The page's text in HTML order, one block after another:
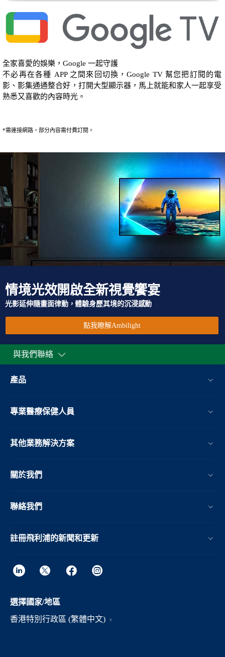
全家喜愛的娛樂，Google 一起守護
不必再在各種 APP 之間來回切換，Google TV 幫您把訂閱的電
影、影集通通整合好，打開大型顯示器，馬上就能和家人一起享受
熟悉又喜歡的內容時光。
*需連接網路，部分內容需付費訂閱。
情境光效開啟全新視覺饗宴
光影延伸隨畫面律動，體驗身歷其境的沉浸感動
點我瞭解Ambilight
與我們聯絡
產品
專業醫療保健人員
其他業務解決方案​
關於我們
聯絡我們
註冊飛利浦的新聞和更新
選擇國家/地區
香港特別行政區 (繁體中文)